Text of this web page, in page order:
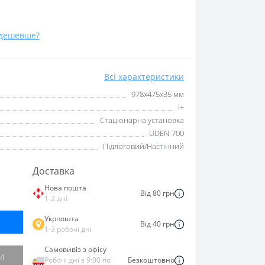
Всі характеристики
978х475х35 мм
I+
Стаціонарна установка
UDEN-700
Підлоговий/Настінний
Доставка
Нова пошта
1-2 дні
Від 80 грн
Укрпошта
1-3 робочі дні
Від 40 грн
Самовивіз з офісу
Робочі дні з 9:00 по
Безкоштовно